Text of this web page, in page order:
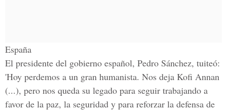
España
El presidente del gobierno español, Pedro Sánchez, tuiteó:
'Hoy perdemos a un gran humanista. Nos deja Kofi Annan
(...), pero nos queda su legado para seguir trabajando a
favor de la paz, la seguridad y para reforzar la defensa de